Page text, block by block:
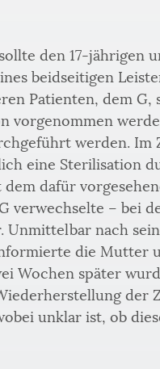
den 17-jährigen
beidseitigen
Patienten, dem G,
vorgenommen
werden. Im
eine Sterilisation
dafür
verwechselte – bei
Unmittelbar nach
die Mutter
Wochen später
der
unklar ist, ob